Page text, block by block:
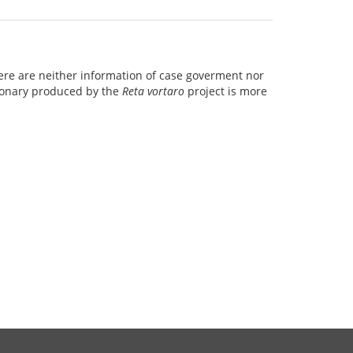
are neither information of case goverment nor
produced by the Reta vortaro project is more